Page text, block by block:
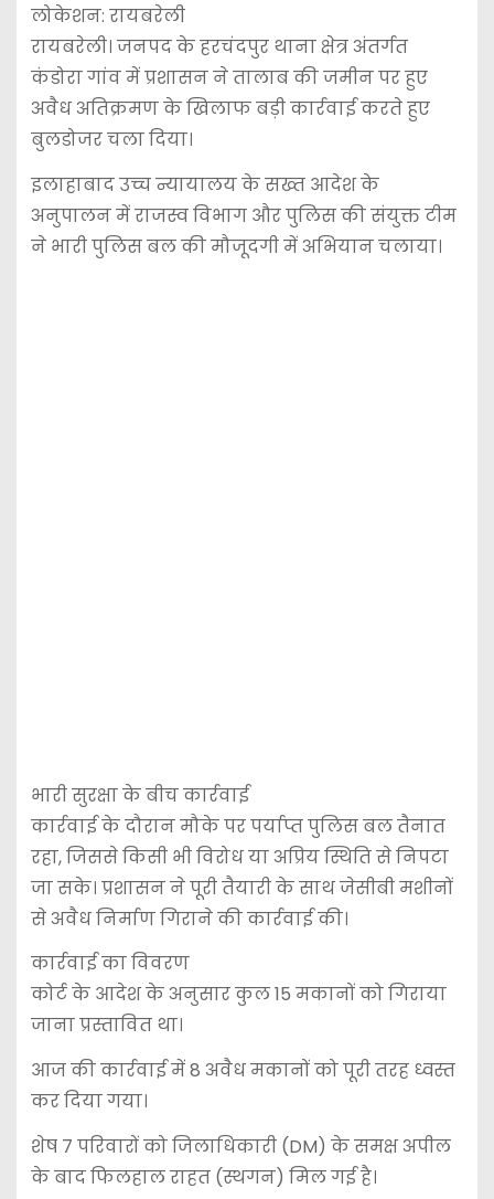
लोकेशन: रायबरेली
रायबरेली। जनपद के हरचंदपुर थाना क्षेत्र अंतर्गत
कंडोरा गांव में प्रशासन ने तालाब की जमीन पर हुए
अवैध अतिक्रमण के खिलाफ बड़ी कार्रवाई करते हुए
बुलडोजर चला दिया।
इलाहाबाद उच्च न्यायालय के सख्त आदेश के
अनुपालन में राजस्व विभाग और पुलिस की संयुक्त टीम
ने भारी पुलिस बल की मौजूदगी में अभियान चलाया।
भारी सुरक्षा के बीच कार्रवाई
कार्रवाई के दौरान मौके पर पर्याप्त पुलिस बल तैनात
रहा, जिससे किसी भी विरोध या अप्रिय स्थिति से निपटा
जा सके। प्रशासन ने पूरी तैयारी के साथ जेसीबी मशीनों
से अवैध निर्माण गिराने की कार्रवाई की।
कार्रवाई का विवरण
कोर्ट के आदेश के अनुसार कुल 15 मकानों को गिराया
जाना प्रस्तावित था।
आज की कार्रवाई में 8 अवैध मकानों को पूरी तरह ध्वस्त
कर दिया गया।
शेष 7 परिवारों को जिलाधिकारी (DM) के समक्ष अपील
के बाद फिलहाल राहत (स्थगन) मिल गई है।